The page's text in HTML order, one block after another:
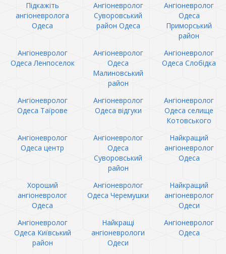
Підкажіть
ангіоневролога
Одеса
Ангіоневролог
Суворовський
район Одеса
Ангіоневролог
Одеса
Приморський
район
Ангіоневролог
Одеса Ленпоселок
Ангіоневролог
Одеса
Малиновський
район
Ангіоневролог
Одеса Слобідка
Ангіоневролог
Одеса Таїрове
Ангіоневролог
Одеса відгуки
Ангіоневролог
Одеса селище
Котовського
Ангіоневролог
Одеса центр
Ангіоневролог
Одеса
Суворовський
район
Найкращий
ангіоневролог
Одеса
Хороший
ангіоневролог
Одеса
Ангіоневролог
Одеса Черемушки
Найкращий
ангіоневролог
Одеси
Ангіоневролог
Одеса Київський
район
Найкращі
ангіоневрологи
Одеси
Ангіоневролог
Одеса